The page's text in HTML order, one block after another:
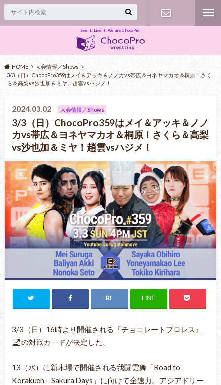
See it! Live it! We are ChocoPro!
HOME
大会情報／Shows
3/3（日）ChocoPro359はメイ＆アッキ＆ノノカvs帯広＆ヨネヤマカオ＆桐原！さく
ら＆高梨vs沙也加＆ミヤ！趙雲vsハジメ！
2024.03.02 大会情報／Shows
3/3（日）ChocoPro359はメイ＆アッキ＆ノノ
カvs帯広＆ヨネヤマカオ＆桐原！さくら＆高梨
vs沙也加＆ミヤ！趙雲vsハジメ！
LINE
3/3（日）16時より開催される 『チョコレートプロレス』
の対戦カードが決定した。
13（水）に新木場で開催される我闘雲舞「Road to
Korakuen – Sakura Days」に向けて全速力。アジアドリー